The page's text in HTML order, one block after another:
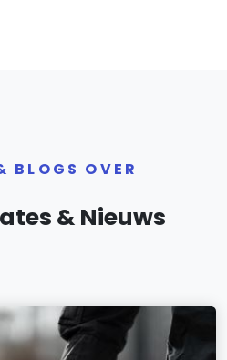
BLOGS OVER
& Nieuws